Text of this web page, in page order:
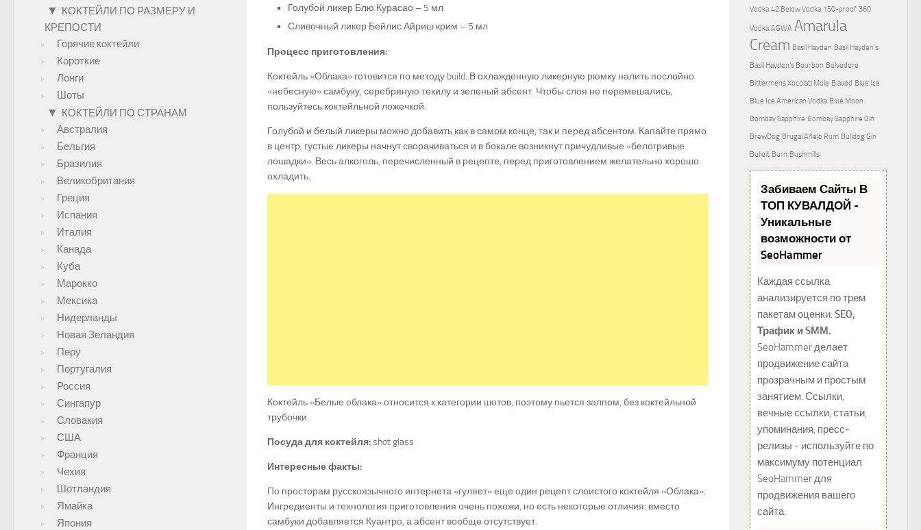
Голубой ликер Блю Курасао – 5 мл
Сливочный ликер Бейлис Айриш крим – 5 мл
Процесс приготовления:
Коктейль «Облака» готовится по методу build. В охлажденную ликерную рюмку налить послойно
«небесную» самбуку, серебряную текилу и зеленый абсент. Чтобы слоя не перемешались,
пользуйтесь коктейльной ложечкой.
Голубой и белый ликеры можно добавить как в самом конце, так и перед абсентом. Капайте прямо
в центр, густые ликеры начнут сворачиваться и в бокале возникнут причудливые «белогривые
лошадки». Весь алкоголь, перечисленный в рецепте, перед приготовлением желательно хорошо
охладить.
Коктейль «Белые облака» относится к категории шотов, поэтому пьется залпом, без коктейльной
трубочки.
Посуда для коктейля:shot glass
Интересные факты:
По просторам русскоязычного интернета «гуляет» еще один рецепт слоистого коктейля «Облака».
Ингредиенты и технология приготовления очень похожи, но есть некоторые отличия: вместо
самбуки добавляется Куантро, а абсент вообще отсутствует.
▼ КОКТЕЙЛИ ПО РАЗМЕРУ И
КРЕПОСТИ
Горячие коктейли
Короткие
Лонги
Шоты
▼ КОКТЕЙЛИ ПО СТРАНАМ
Австралия
Бельгия
Бразилия
Великобритания
Греция
Испания
Италия
Канада
Куба
Марокко
Мексика
Нидерланды
Новая Зеландия
Перу
Португалия
Россия
Сингапур
Словакия
США
Франция
Чехия
Шотландия
Ямайка
Япония
Vodka 42 Below Vodka 150-proof 360
Vodka AGWA Amarula
Cream Basil Hayden Basil Hayden's
Basil Hayden's Bourbon Belvedere
Bittermens Xocolatl Mole Blavod Blue Ice
Blue Ice American Vodka Blue Moon
Bombay Sapphire Bombay Sapphire Gin
BrewDog Brugal Añejo Rum Bulldog Gin
Bulleit Burn Bushmills
Забиваем Сайты В
ТОП КУВАЛДОЙ -
Уникальные
возможности от
SeoHammer
Каждая ссылка
анализируется по трем
пакетам оценки: SEO,
Трафик и SMM.
SeoHammer делает
продвижение сайта
прозрачным и простым
занятием. Ссылки,
вечные ссылки, статьи,
упоминания, пресс-
релизы - используйте по
максимуму потенциал
SeoHammer для
продвижения вашего
сайта.